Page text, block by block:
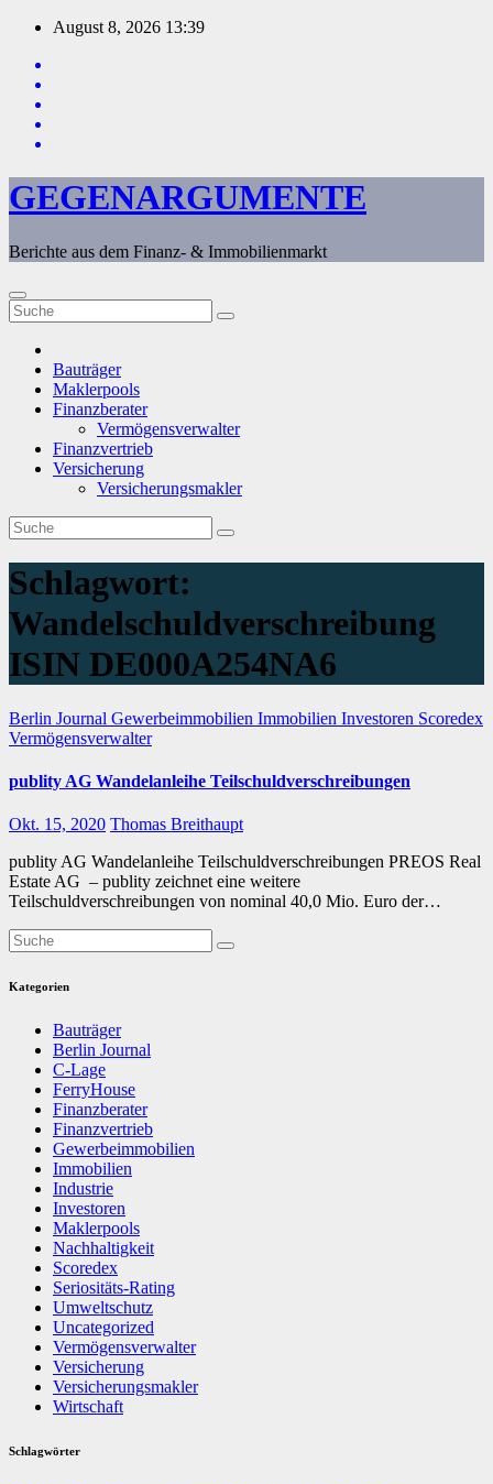
Zum
springen
August 8, 2026 13:39
GEGENARGUMENTE
Berichte aus dem Finanz- & Immobilienmarkt
Bauträger
Maklerpools
Finanzberater
Vermögensverwalter
Finanzvertrieb
Versicherung
Versicherungsmakler
Schlagwort:
Wandelschuldverschreibung
ISIN DE000A254NA6
Berlin Journal Gewerbeimmobilien Immobilien Investoren Scoredex
Vermögensverwalter
publity AG Wandelanleihe Teilschuldverschreibungen
Okt. 15, 2020 Thomas Breithaupt
publity AG Wandelanleihe Teilschuldverschreibungen PREOS Real
Estate AG – publity zeichnet eine weitere
Teilschuldverschreibungen von nominal 40,0 Mio. Euro der…
Kategorien
Bauträger
Berlin Journal
C-Lage
FerryHouse
Finanzberater
Finanzvertrieb
Gewerbeimmobilien
Immobilien
Industrie
Investoren
Maklerpools
Nachhaltigkeit
Scoredex
Seriositäts-Rating
Umweltschutz
Uncategorized
Vermögensverwalter
Versicherung
Versicherungsmakler
Wirtschaft
Schlagwörter